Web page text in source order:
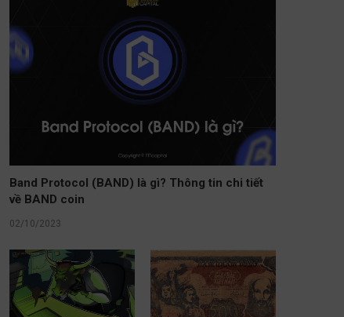
Band Protocol (BAND) là gì? Thông tin chi tiết
về BAND coin
02/10/2023